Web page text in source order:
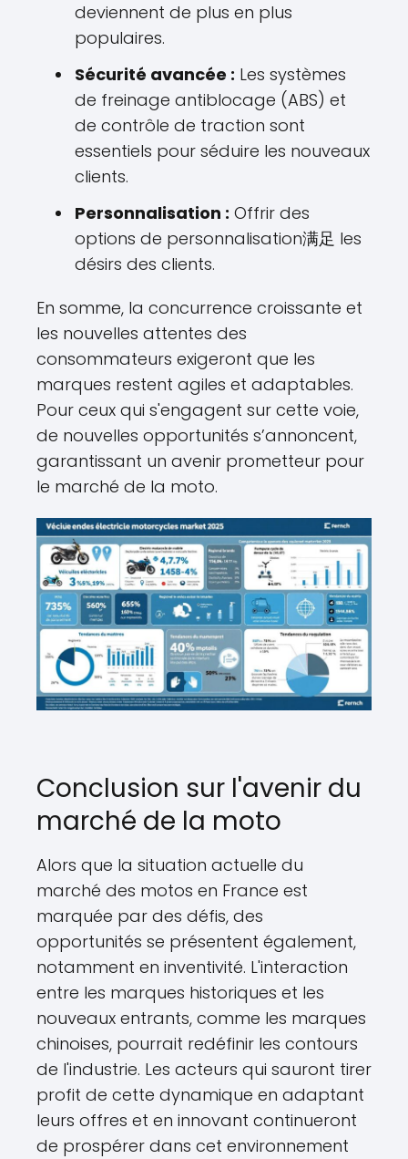
deviennent de plus en plus
populaires.
Sécurité avancée : Les systèmes
de freinage antiblocage (ABS) et
de contrôle de traction sont
essentiels pour séduire les nouveaux
clients.
Personnalisation : Offrir des
options de personnalisation满足 les
désirs des clients.
En somme, la concurrence croissante et
les nouvelles attentes des
consommateurs exigeront que les
marques restent agiles et adaptables.
Pour ceux qui s'engagent sur cette voie,
de nouvelles opportunités s’annoncent,
garantissant un avenir prometteur pour
le marché de la moto.
Conclusion sur l'avenir du
marché de la moto
Alors que la situation actuelle du
marché des motos en France est
marquée par des défis, des
opportunités se présentent également,
notamment en inventivité. L'interaction
entre les marques historiques et les
nouveaux entrants, comme les marques
chinoises, pourrait redéfinir les contours
de l'industrie. Les acteurs qui sauront tirer
profit de cette dynamique en adaptant
leurs offres et en innovant continueront
de prospérer dans cet environnement